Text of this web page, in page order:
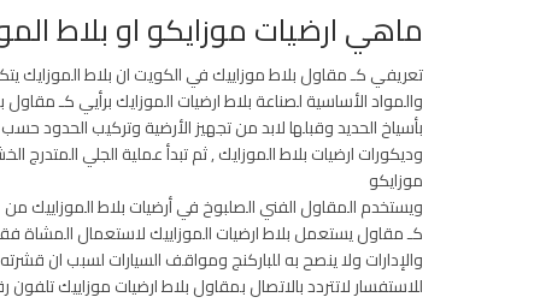
ماهي ارضيات موزايكو او بلاط
تعريفي كـ مقاول بلاط موزاييك في الكويت ان بلاط الموزايك
والمواد الأساسية لصناعة بلاط ارضيات الموزايك برأيي كـ
بأسياخ الحديد وقبلها لابد من تجهيز الأرضية وتركيب
وديكورات ارضيات بلاط الموزايك , ثم تبدأ عملية الجلي
موزايكو
ويستخدم المقاول الفني الصلبوخ في أرضيات بلاط الموزاييك
كـ مقاول يستعمل بلاط ارضيات الموزاييك لاستعمال المشاة
والإدارات ولا ينصح به للباركنج ومواقف السيارات لسبب ان
للاستفسار لاتتردد بالاتصال بمقاول بلاط ارضيات موزاييك تلفون رقم